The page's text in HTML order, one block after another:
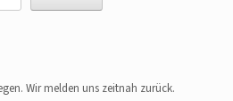
Wir melden uns zeitnah zurück.